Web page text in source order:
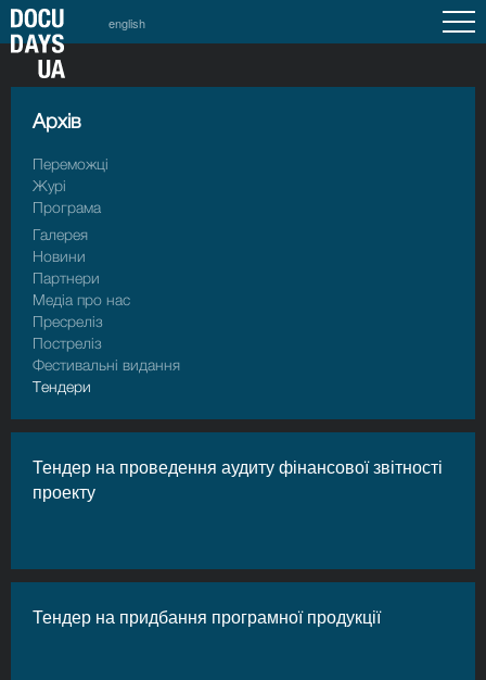
english
Архiв
Переможці
Журі
Програма
Галерея
Новини
Партнери
Медіа про нас
Пресрелiз
Пострелiз
Фестивальні видання
Тендери
Тендер на проведення аудиту фінансової звітності
проекту
Тендер на придбання програмної продукції